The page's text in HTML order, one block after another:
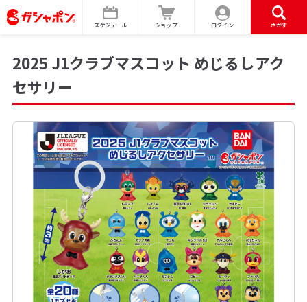
スケジュール ショップ ログイン さがす
2025 J1クラブマスコット めじるしアク
セサリー